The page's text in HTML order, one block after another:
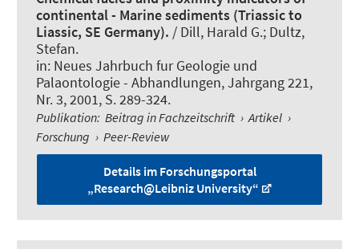
continental - Marine sediments (Triassic to
Liassic, SE Germany). / Dill, Harald G.; Dultz,
Stefan.
in: Neues Jahrbuch fur Geologie und
Palaontologie - Abhandlungen, Jahrgang 221,
Nr. 3, 2001, S. 289-324.
Publikation: Beitrag in Fachzeitschrift › Artikel ›
Forschung › Peer-Review
Details im Forschungsportal
„Research@Leibniz University“